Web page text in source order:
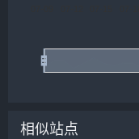
相似站点